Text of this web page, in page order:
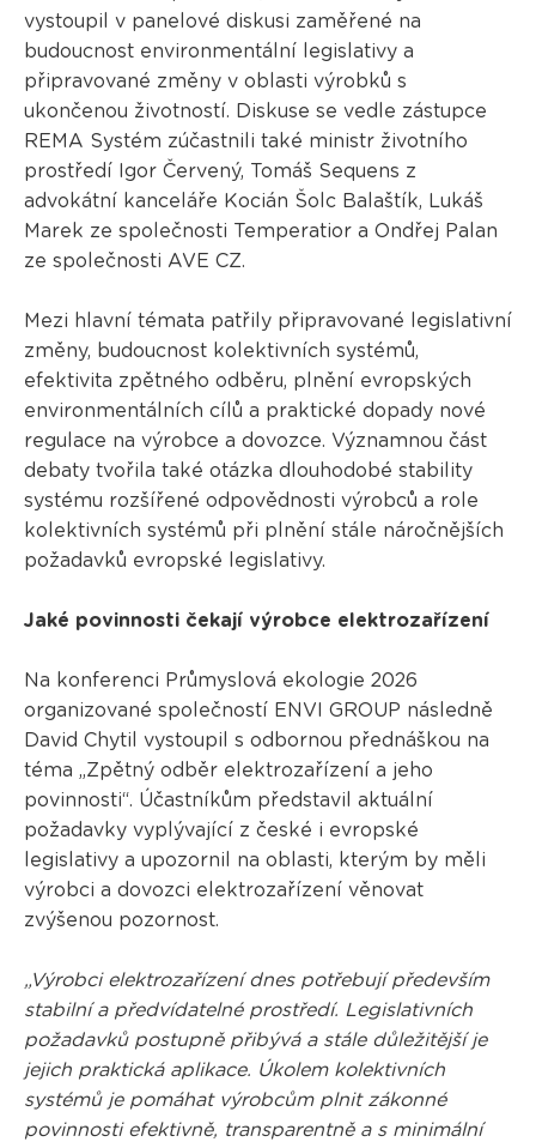
vystoupil v panelové diskusi zaměřené na
budoucnost environmentální legislativy a
připravované změny v oblasti výrobků s
ukončenou životností. Diskuse se vedle zástupce
REMA Systém zúčastnili také ministr životního
prostředí Igor Červený, Tomáš Sequens z
advokátní kanceláře Kocián Šolc Balaštík, Lukáš
Marek ze společnosti Temperatior a Ondřej Palan
ze společnosti AVE CZ.
Mezi hlavní témata patřily připravované legislativní
změny, budoucnost kolektivních systémů,
efektivita zpětného odběru, plnění evropských
environmentálních cílů a praktické dopady nové
regulace na výrobce a dovozce. Významnou část
debaty tvořila také otázka dlouhodobé stability
systému rozšířené odpovědnosti výrobců a role
kolektivních systémů při plnění stále náročnějších
požadavků evropské legislativy.
Jaké povinnosti čekají výrobce elektrozařízení
Na konferenci Průmyslová ekologie 2026
organizované společností ENVI GROUP následně
David Chytil vystoupil s odbornou přednáškou na
téma „Zpětný odběr elektrozařízení a jeho
povinnosti“. Účastníkům představil aktuální
požadavky vyplývající z české i evropské
legislativy a upozornil na oblasti, kterým by měli
výrobci a dovozci elektrozařízení věnovat
zvýšenou pozornost.
„Výrobci elektrozařízení dnes potřebují především
stabilní a předvídatelné prostředí. Legislativních
požadavků postupně přibývá a stále důležitější je
jejich praktická aplikace. Úkolem kolektivních
systémů je pomáhat výrobcům plnit zákonné
povinnosti efektivně, transparentně a s minimální